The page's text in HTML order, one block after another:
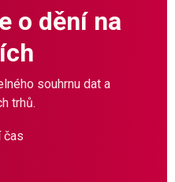
o dění na
souhrnu dat a
trhů.
čas